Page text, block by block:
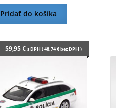
Pridať do košíka
59,95€ s DPH (48,74€bez DPH )